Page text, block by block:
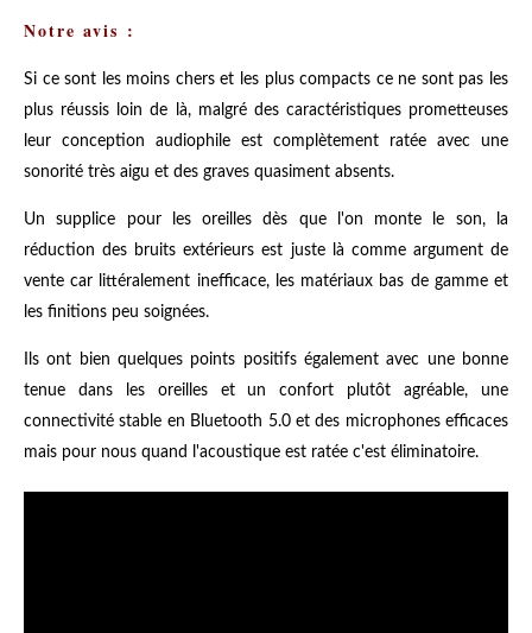
Notre avis :
Si ce sont les moins chers et les plus compacts ce ne sont pas les
plus réussis loin de là, malgré des caractéristiques prometteuses
leur conception audiophile est complètement ratée avec une
sonorité très aigu et des graves quasiment absents.
Un supplice pour les oreilles dès que l'on monte le son, la
réduction des bruits extérieurs est juste là comme argument de
vente car littéralement inefficace, les matériaux bas de gamme et
les finitions peu soignées.
Ils ont bien quelques points positifs également avec une bonne
tenue dans les oreilles et un confort plutôt agréable, une
connectivité stable en Bluetooth 5.0 et des microphones efficaces
mais pour nous quand l'acoustique est ratée c'est éliminatoire.